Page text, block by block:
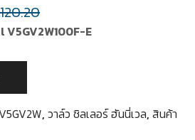
V5GV2W100F-E
V5GV2W, วาล์ว ชิลเลอร์ ฮันนี่เวล, สินค้า